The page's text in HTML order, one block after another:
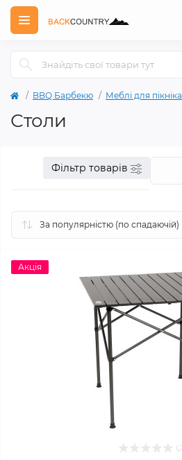
BBQ Барбекю Меблі для пікніка
Столи
Фільтр товарів
Акція